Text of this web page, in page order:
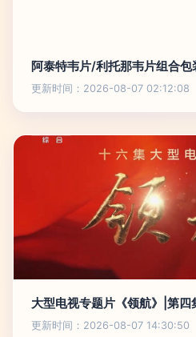
阿泰特韦片/利托那韦片组合包
更新时间：2026-08-07 02:12:08
大型电视专题片《领航》|第四
更新时间：2026-08-07 14:30:50